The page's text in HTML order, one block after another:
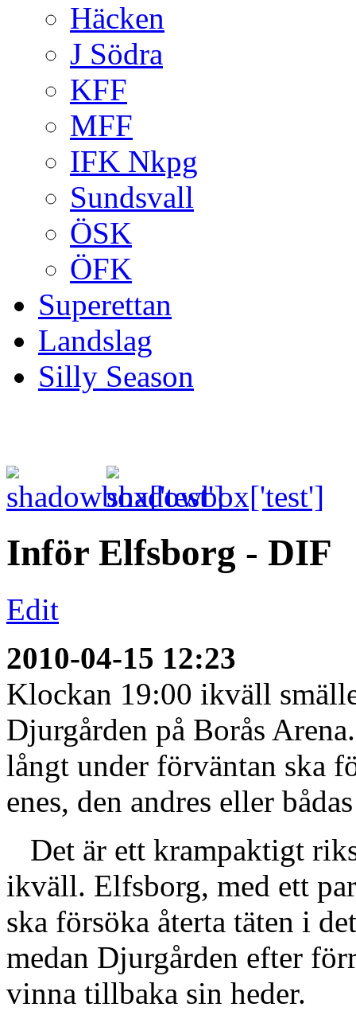
Häcken
J Södra
KFF
MFF
IFK Nkpg
Sundsvall
ÖSK
ÖFK
Superettan
Landslag
Silly Season
Inför Elfsborg - DIF
Edit
2010-04-15 12:23
Klockan 19:00 ikväll
Djurgården på Borås
långt under förväntan ska
enes, den andres eller
Det är ett krampaktigt
ikväll. Elfsborg, med ett
ska försöka återta täten i
medan Djurgården efter
vinna tillbaka sin heder.